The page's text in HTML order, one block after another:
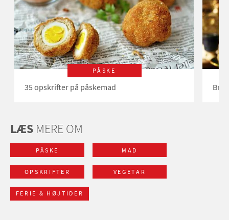
PÅSKE
35 opskrifter på påskemad
LÆS MERE OM
PÅSKE MAD
OPSKRIFTER VEGETAR
FERIE & HØJTIDER